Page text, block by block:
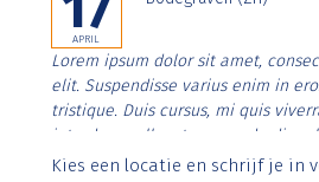
APRIL
Lorem ipsum dolor sit amet,
elit. Suspendisse varius enim in
tristique. Duis cursus, mi quis
interdum nulla, ut commodo diam
Aenean faucibus nibh et justo
Kies een locatie en schrijf je in